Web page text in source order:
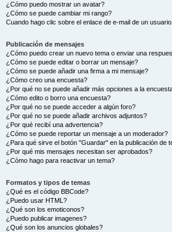
¿Cómo puedo mostrar un avatar?
¿Cómo se puede cambiar mi rango?
Cuando hago clic sobre el enlace de e-mail de un
Publicación de mensajes
¿Cómo puedo crear un nuevo tema o enviar una
¿Cómo se puede editar o borrar un mensaje?
¿Cómo se puede añadir una firma a mi mensaje?
¿Cómo creo una encuesta?
¿Por qué no se puede añadir más opciones a la
¿Cómo edito o borro una encuesta?
¿Por qué no se puede acceder a algún foro?
¿Por qué no se puede añadir archivos adjuntos?
¿Por qué recibí una advertencia?
¿Cómo se puede reportar un mensaje a un moderador?
¿Para qué sirve el botón "Guardar" en la publicación de
¿Por qué mis mensajes necesitan ser aprobados?
¿Cómo hago para reactivar un tema?
Formatos y tipos de temas
¿Qué es el código BBCode?
¿Puedo usar HTML?
¿Qué son los emoticonos?
¿Puedo publicar imagenes?
¿Qué son los anuncios globales?